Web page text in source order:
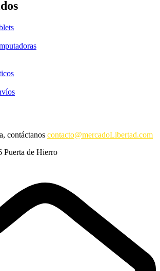
contáctanos contacto@mercadoLibertad.com
Puerta de Hierro